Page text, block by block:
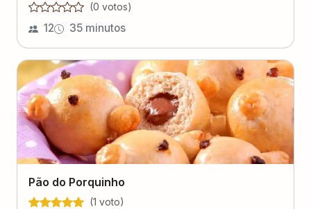
(0 votos)
12 35 minutos
Pão do Porquinho
(1 voto)